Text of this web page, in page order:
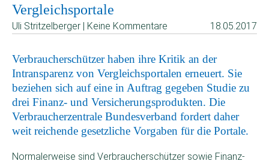
Vergleichsportale
Uli Stritzelberger | Keine Kommentare 18.05.2017
Verbraucherschützer haben ihre Kritik an der
Intransparenz von Vergleichsportalen erneuert. Sie
beziehen sich auf eine in Auftrag gegeben Studie zu
drei Finanz- und Versicherungsprodukten. Die
Verbraucherzentrale Bundesverband fordert daher
weit reichende gesetzliche Vorgaben für die Portale.
Normalerweise sind Verbraucherschützer sowie Finanz-